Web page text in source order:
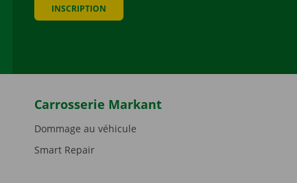
INSCRIPTION
Carrosserie Markant
Dommage au véhicule
Smart Repair